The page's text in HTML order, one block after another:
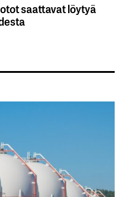
saattavat löytyä